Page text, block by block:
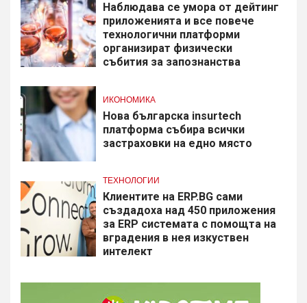
Наблюдава се умора от дейтинг
приложенията и все повече
технологични платформи
организират физически
събития за запознанства
ИКОНОМИКА
Нова българска insurtech
платформа събира всички
застраховки на едно място
ТЕХНОЛОГИИ
Клиентите на ERP.BG сами
създадоха над 450 приложения
за ERP системата с помощта на
вградения в нея изкуствен
интелект